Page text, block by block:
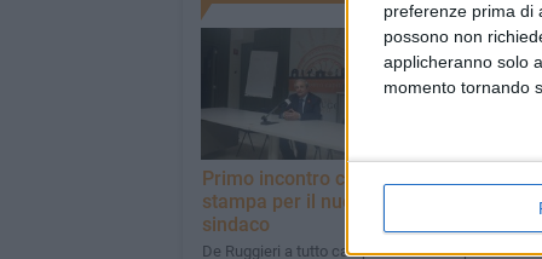
preferenze prima di
possono non
applicheranno solo
momento tornando
Primo incontro con la
stampa per il nuovo
sindaco
De Ruggieri a tutto campo
bilancio del
“Consapevoli